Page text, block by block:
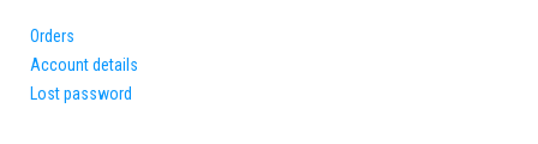
Orders
Account details
Lost password